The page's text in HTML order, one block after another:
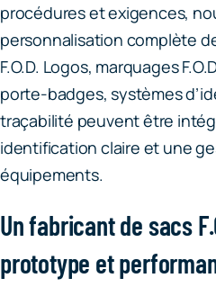
procédures et exigences,
personnalisation complète
F.O.D. Logos, marquages
porte-badges, systèmes
traçabilité peuvent être
identification claire et une
équipements.
Un fabricant de sacs
prototype et